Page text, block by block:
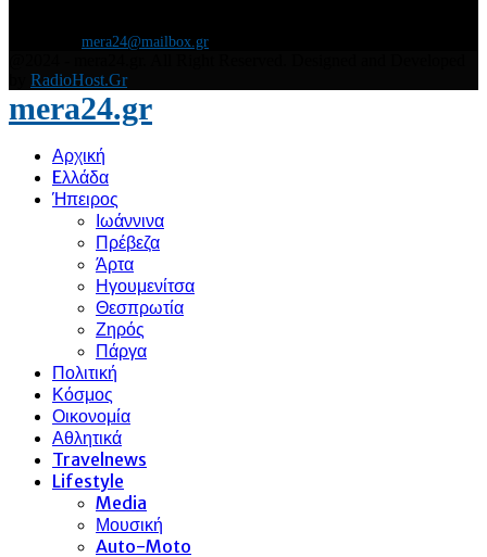
mera24@mailbox.gr
RadioHost.Gr
mera24.gr
Αρχική
Eλλάδα
Ήπειρος
Ιωάννινα
Πρέβεζα
Άρτα
Ηγουμενίτσα
Θεσπρωτία
Ζηρός
Πάργα
Πολιτική
Κόσμος
Οικονομία
Αθλητικά
Travelnews
Lifestyle
Media
Μουσική
Auto-Moto